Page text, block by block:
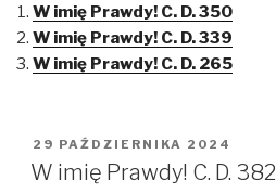
s
h
a
r
e
i
t
t
e
s
h
a
e
c
e
b
o
s
h
a
r
e
m
b
l
r
W imię Prawdy! C. D. 350
W imię Prawdy! C. D. 339
W imię Prawdy! C. D. 265
OPUBLIKOWANE
W
29 PAŹDZIERNIKA 2024
W imię Prawdy! C. D. 382